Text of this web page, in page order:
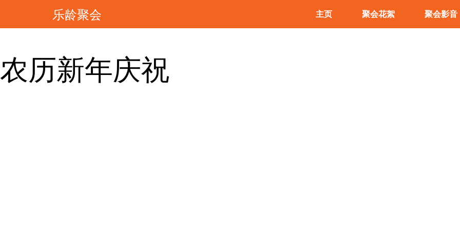
乐龄聚会 主页 聚会花絮 聚会影音
农历新年庆祝